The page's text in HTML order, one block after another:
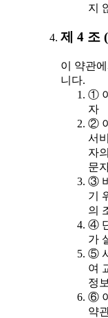
지
제 4 조
이 약관
니다.
①
자
②
서
자
문
③
기
의
④
가
⑤
여
정
⑥
약